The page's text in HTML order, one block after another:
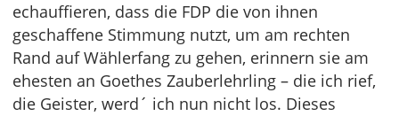
echauffieren, dass die FDP die von ihnen
geschaffene Stimmung nutzt, um am rechten
Rand auf Wählerfang zu gehen, erinnern sie am
ehesten an Goethes Zauberlehrling – die ich rief,
die Geister, werd´ ich nun nicht los. Dieses